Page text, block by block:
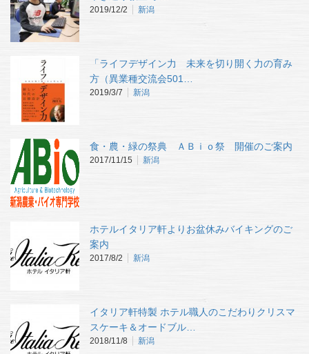
2019/12/2 新潟
「ライフデザイン力 未来を切り開く力の育み
方（異業種交流会501…
2019/3/7 新潟
食・農・緑の祭典 ＡＢｉｏ祭 開催のご案内
2017/11/15 新潟
ホテルイタリア軒よりお盆休みバイキングのご
案内
2017/8/2 新潟
イタリア軒特製 ホテル職人のこだわりクリスマ
スケーキ＆オードブル…
2018/11/8 新潟